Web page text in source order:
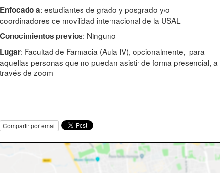
Enfocado a: estudiantes de grado y posgrado y/o
coordinadores de movilidad internacional de la USAL
Conocimientos previos: Ninguno
Lugar: Facultad de Farmacia (Aula IV), opcionalmente, para
aquellas personas que no puedan asistir de forma presencial, a
través de zoom
Compartir por email